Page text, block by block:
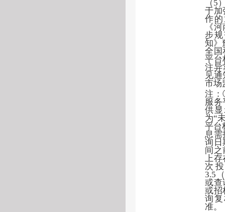
（5
于加
作
《
步
知》
全国
平台
注异
见
市场
注：
服务
供
为“
平台
息需
询日
间之
上存
次
3.5
或查
或招
询
准。